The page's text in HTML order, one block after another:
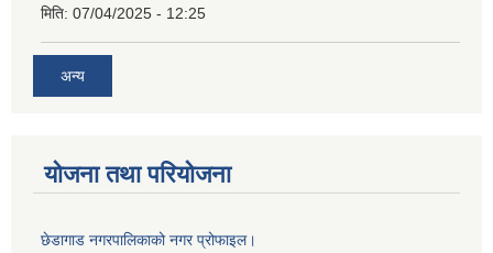
मिति: 07/04/2025 - 12:25
अन्य
योजना तथा परियोजना
छेडागाड नगरपालिकाको नगर प्रोफाइल।